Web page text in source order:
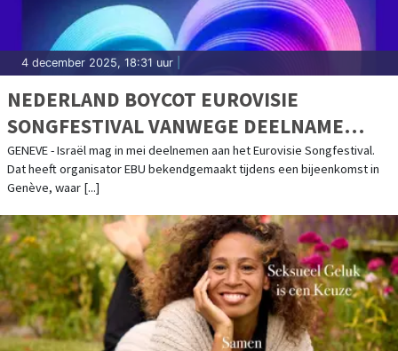
4 december 2025, 18:31 uur
NEDERLAND BOYCOT EUROVISIE
SONGFESTIVAL VANWEGE DEELNAME
ISRAËL
GENEVE - Israël mag in mei deelnemen aan het Eurovisie Songfestival.
Dat heeft organisator EBU bekendgemaakt tijdens een bijeenkomst in
Genève, waar [...]